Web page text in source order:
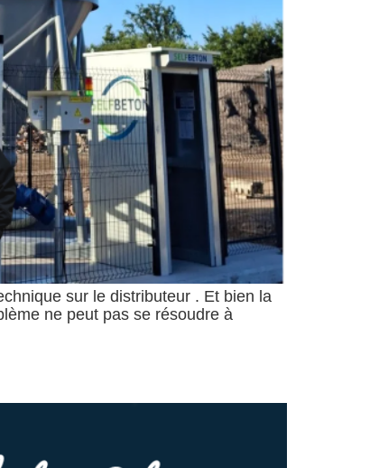
sur le distributeur . Et bien la
ne peut pas se résoudre à